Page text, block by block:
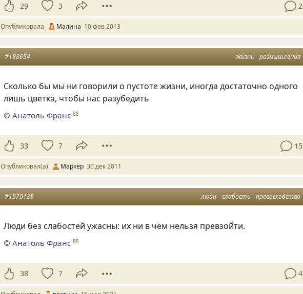
29 3 2
Опубликовала Малина 10 фев 2013
жизнь размышления
#188654
Сколько бы мы ни говорили о пустоте жизни, иногда достаточно одного
лишь цветка, чтобы нас разубедить
©Анатоль Франс 88
33 7 15
Опубликовал(а) Маркер 30 дек 2011
люди слабость превосходство
#1570138
Люди без слабостей ужасны: их ни в чём нельзя превзойти.
©Анатоль Франс 88
38 7 4